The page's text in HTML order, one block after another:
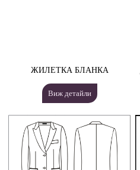
ЖИЛЕТКА БЛАНКА
Виж детайли